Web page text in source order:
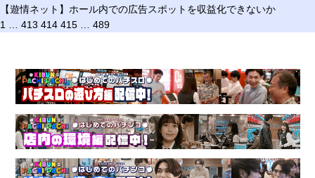
【遊情ネット】ホール内での広告スポットを収益化できないか
1
413 414 415 489